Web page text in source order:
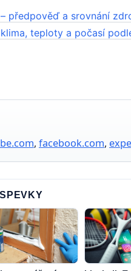
předpověď a srovnání
teploty a počasí
, facebook.com,